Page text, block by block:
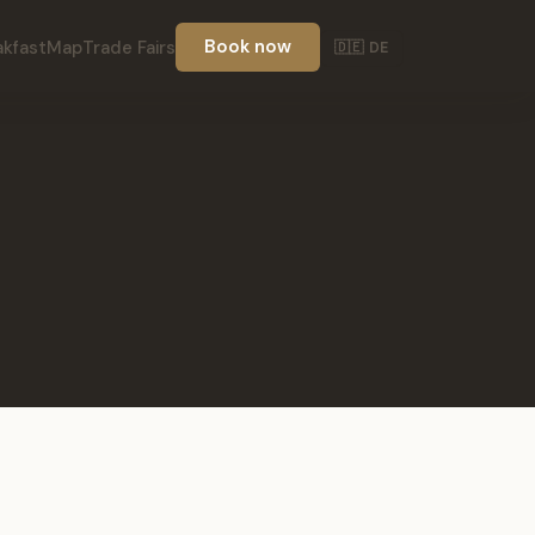
MapTrade Fairs Book now 🇩🇪 DE